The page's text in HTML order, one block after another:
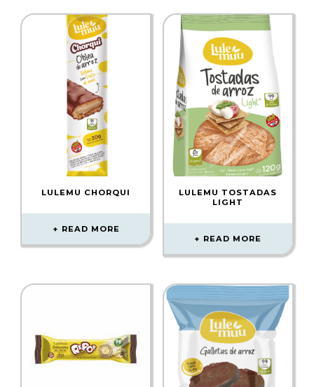
LULEMU CHORQUI
READ MORE
LULEMU TOSTADAS
LIGHT
READ MORE